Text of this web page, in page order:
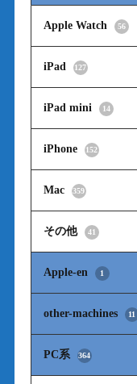
Apple Watch 56
iPad 127
iPad mini 14
iPhone 152
Mac 359
その他 41
Apple-en 1
other-machines 11
PC系 364